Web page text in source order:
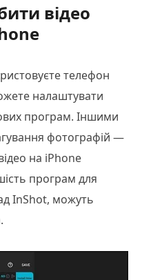
відео
телефон
налаштувати
програм. Іншими
фотографій —
на iPhone
програм для
InShot, можуть